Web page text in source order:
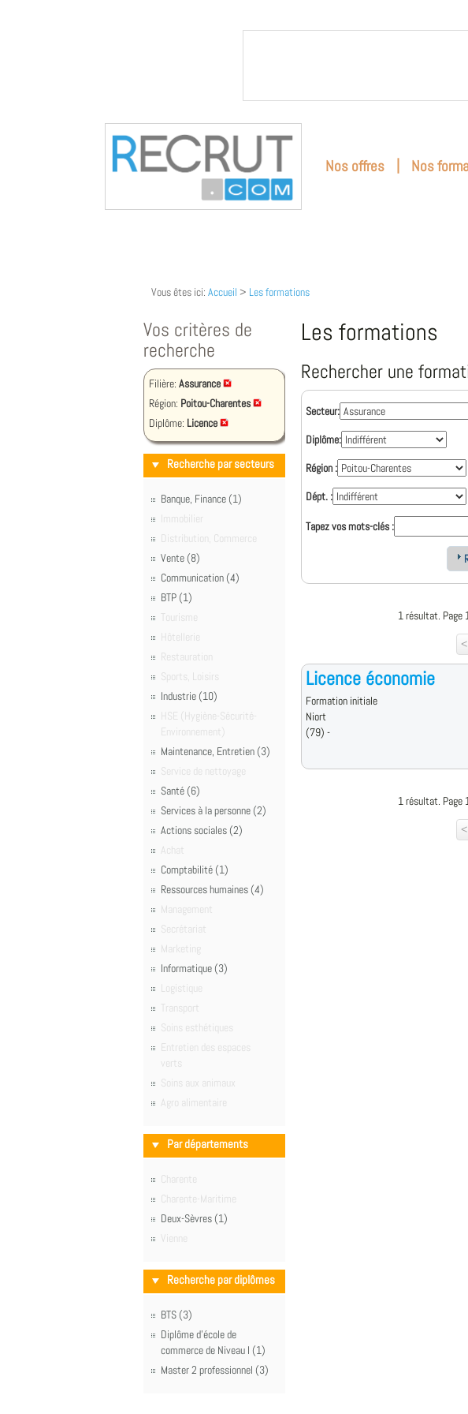
Nos offres | Nos
Vous êtes ici: Accueil > Les formations
Vos critères de
recherche
Filière: Assurance
Région: Poitou-Charentes
Diplôme: Licence
Recherche par secteurs
Banque, Finance (1)
Immobilier
Distribution, Commerce
Vente (8)
Communication (4)
BTP (1)
Tourisme
Hôtellerie
Restauration
Sports, Loisirs
Industrie (10)
HSE (Hygiène-Sécurité-
Environnement)
Maintenance, Entretien (3)
Service de nettoyage
Santé (6)
Services à la personne (2)
Actions sociales (2)
Achat
Comptabilité (1)
Ressources humaines (4)
Management
Secrétariat
Marketing
Informatique (3)
Logistique
Transport
Soins esthétiques
Entretien des espaces
verts
Soins aux animaux
Agro alimentaire
Par départements
Charente
Charente-Maritime
Deux-Sèvres (1)
Vienne
Recherche par diplômes
BTS (3)
Diplôme d'école de
commerce de Niveau I (1)
Master 2 professionnel (3)
Les formations
Rechercher une
Secteur:
Diplôme:
Région :
Dépt. :
Tapez vos mots-clés :
1 résultat. Page
Licence économie
Formation initiale
Niort
(79) -
1 résultat. Page